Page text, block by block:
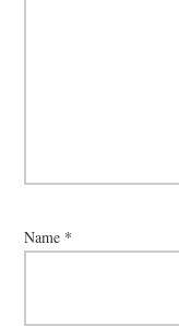
Name *